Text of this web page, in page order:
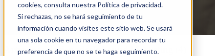
cookies, consulta nuestra Política de privacidad.
Si rechazas, no se hará seguimiento de tu
información cuando visites este sitio web. Se usará
una sola cookie en tu navegador para recordar tu
preferencia de que no se te haga seguimiento.
8/02/17 19:16
LEER MÁS
Artículos relacionadosInbound Marketing (4)